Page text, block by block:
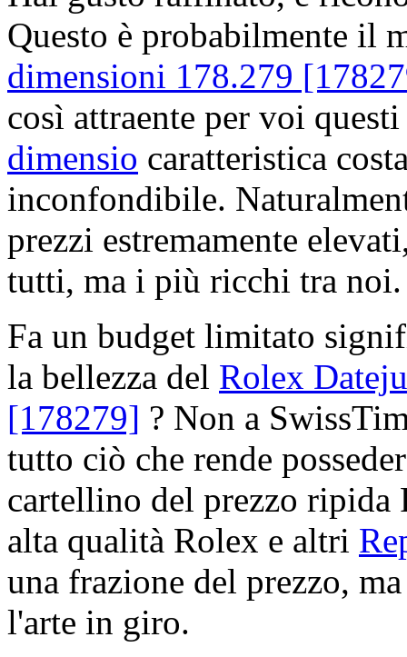
Questo è probabilmente il
dimensioni 178.279
così attraente per voi
dimensio caratteristica
inconfondibile.
prezzi estremamente
tutti, ma i più ricchi tra noi.
Fa un budget limitato
la bellezza del Rolex
[178279] ? Non a
tutto ciò che rende
cartellino del prezzo ripida
alta qualità Rolex e altri
una frazione del prezzo,
l'arte in giro.